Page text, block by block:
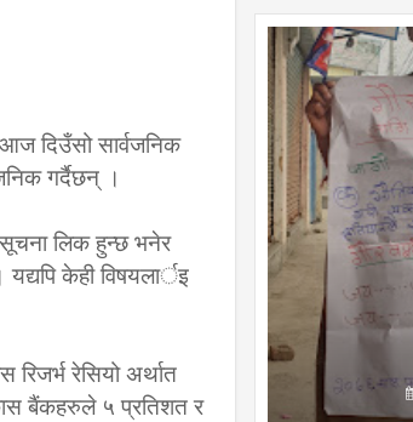
दिउँसो सार्वजनिक
गर्दैछन् ।
सूचना लिक हुन्छ भनेर
केही विषयलार्इ
रिजर्भ रेसियो अर्थात
बैंकहरुले ५ प्रतिशत र
खोल ओढेका
पनि कहिँ पुग्दैनन्’
2/21/2018